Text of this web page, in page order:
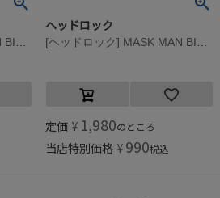
ヘッドロック
定価 ¥ 1,980のところ
当店特別価格 ¥ 990税込